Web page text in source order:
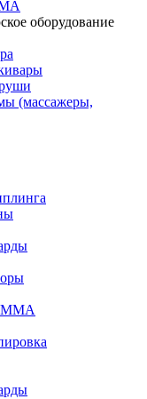
оборудование
(массажеры,
ММА